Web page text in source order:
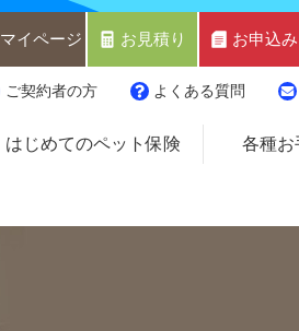
マイページ お見積り お申込み
ご契約者の方 よくある質問
はじめてのペット保険 各種お